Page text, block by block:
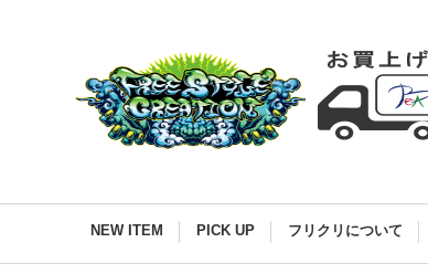
NEW ITEM PICK UP フリクリについて